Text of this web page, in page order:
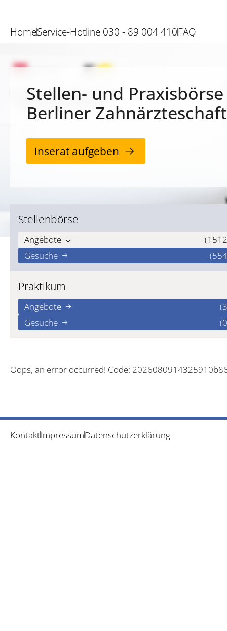
HomeService-Hotline 030 - 89 004 410FAQ
Stellen- und
Berliner Zahnärzteschaft
Inserat aufgeben
Stellenbörse
Angebote
Gesuche
Praktikum
Angebote
Gesuche
Oops, an error occurred! Code:
KontaktImpressumDatenschutzerklärung